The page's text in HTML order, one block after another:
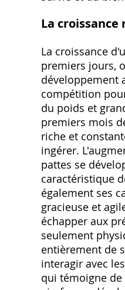
La
La croissance
premiers jours,
développement
compétition
du poids et
premiers mois
riche et
ingérer.
pattes se
caractéristique
également ses
gracieuse et
échapper aux
seulement
entièrement de
interagir avec
qui témoigne